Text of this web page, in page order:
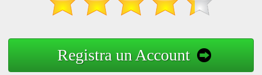
Registra un Account